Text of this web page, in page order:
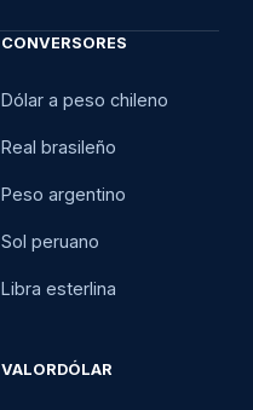
CONVERSORES
Dólar a peso chileno
Real brasileño
Peso argentino
Sol peruano
Libra esterlina
VALORDÓLAR